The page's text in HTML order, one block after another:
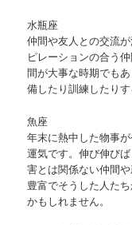
水瓶座
仲間や友人との交流
ピレーションの合う
間が大事な時期でも
備したり訓練したりす
魚座
年末に熱中した物事
運気です。伸び伸び
害とは関係ない仲間
豊富でそうした人た
かもしれません。